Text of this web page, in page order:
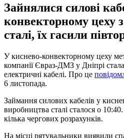
Зайнялися силові
конвекторному цеху
сталі, їх гасили
У киснево-конвекторному цеху
компанії Євраз-ДМЗ у Дніпрі
електричні кабелі. Про це
6 листопада.
Займання силових кабелів у
виробництва сталі сталося о
кілька чергових розрахунків.
На місці рятувальники виявили